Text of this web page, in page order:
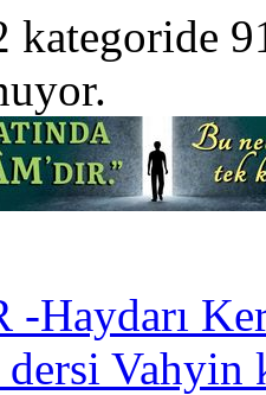
-Haydarı
Vahyin